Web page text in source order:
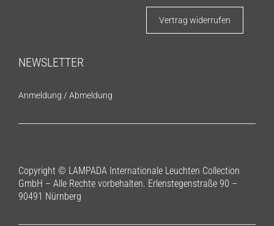
Vertrag widerrufen
NEWSLETTER
Anmeldung / Abmeldung
Copyright © LAMPADA Internationale Leuchten Collection
GmbH – Alle Rechte vorbehalten. Erlenstegenstraße 90 –
90491 Nürnberg